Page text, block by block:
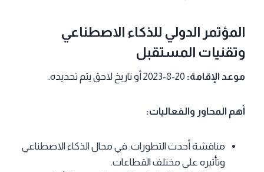
المؤتمر الدولي للذكاء الاصطناعي
وتقنيات المستقبل
موعد الإقامة:
أهم المحاور والفعاليات:
مناقشة أحدث التطورات: في مجال الذكاء الاصطناعي
وتأثيره على مختلف القطاعات.